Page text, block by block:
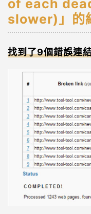
of each
slower)」的
找到了9個錯誤連